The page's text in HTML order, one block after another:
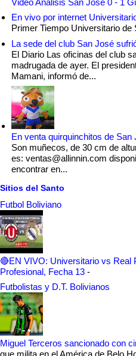
En vivo por internet
Primer Tiempo Universitario de
La sede del club San José
El Diario Las oficinas del club
madrugada de ayer. El
Mamani, informó de...
En venta quirquinchitos de San
Son muñecos, de 30 cm de
es: ventas@allinnin.com
encontrar en...
Sitios del Santo
Futbol Boliviano
🔴EN VIVO: Universitario vs Real
Profesional, Fecha 13 -
Futbolistas y D.T. Bolivianos
Miguel Terceros sancionado con
que milita en el América de Belo